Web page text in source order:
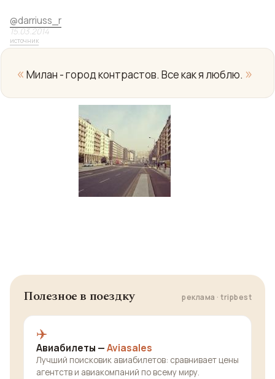
@darriuss_r
15.03.2014
источник
« Милан - город контрастов. Все как я люблю. »
Полезное в поездку реклама · tripbest
✈️
Авиабилеты —Aviasales
Лучший поисковик авиабилетов: сравнивает цены
агентств и авиакомпаний по всему миру.